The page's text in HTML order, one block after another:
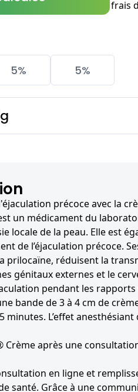
frais
5% 5%
précoce avec la
un médicament du
locale de la peau. Elle est
de l’éjaculation précoce.
prilocaïne, réduisent la
génitaux externes et le
pendant les rapports
bande de 3 à 4 cm de
minutes. L’effet
Crème après une
en ligne et
santé. Grâce à une